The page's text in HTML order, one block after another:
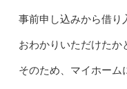
事前申し込みから借り
おわかりいただけたか
そのため、マイホーム